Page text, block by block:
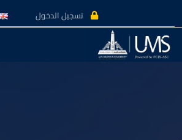
تسجيل الدخول